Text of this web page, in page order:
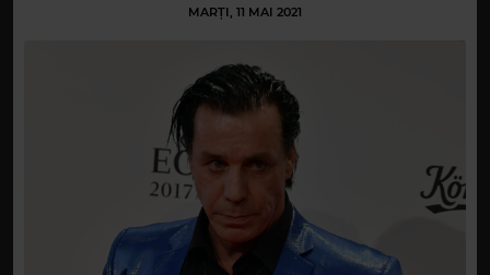
MARȚI, 11 MAI 2021